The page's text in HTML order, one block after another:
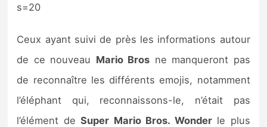
s=20
Ceux ayant suivi de près les informations autour
de ce nouveau Mario Bros ne manqueront pas
de reconnaître les différents emojis, notamment
l’éléphant qui, reconnaissons-le, n’était pas
l’élément deSuper Mario Bros. Wonderle plus